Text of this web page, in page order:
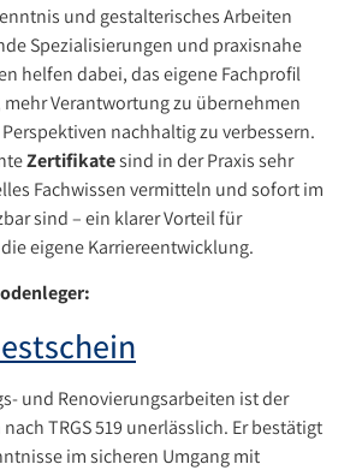
und gestalterisches Arbeiten
Spezialisierungen und praxisnahe
helfen dabei, das eigene Fachprofil
Verantwortung zu übernehmen
nachhaltig zu verbessern.
Zertifikatesind in der Praxis sehr
Fachwissen vermitteln und sofort im
sind – ein klarer Vorteil für
eigene Karriereentwicklung.
und Renovierungsarbeiten ist der
TRGS 519 unerlässlich. Er bestätigt
im sicheren Umgang mit